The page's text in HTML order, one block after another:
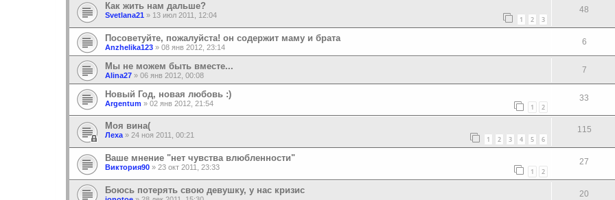
Как жить нам дальше?
Svetlana21 » 13 июл 2011, 12:04 1 2 3
48
Посоветуйте, пожалуйста! он содержит маму и брата
Anzhelika123 » 08 янв 2012, 23:14
6
Мы не можем быть вместе...
Alina27 » 06 янв 2012, 00:08
7
Новый Год, новая любовь :)
Argentum » 02 янв 2012, 21:54 1 2
33
Моя вина(
Леха» 24 ноя 2011, 00:21 1 2 3 4 5 6
115
Ваше мнение "нет чувства влюбленности"
Виктория90 » 23 окт 2011, 23:33 1 2
27
Боюсь потерять свою девушку, у нас кризис 20